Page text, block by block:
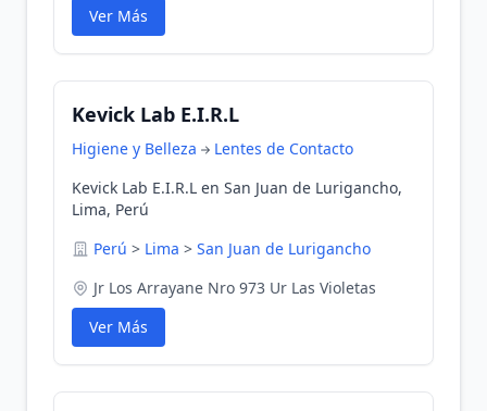
Ver Más
Kevick Lab E.I.R.L
Higiene y Belleza
Lentes de Contacto
Kevick Lab E.I.R.L en San Juan de Lurigancho,
Lima, Perú
Perú > Lima > San Juan de Lurigancho
Jr Los Arrayane Nro 973 Ur Las Violetas
Ver Más